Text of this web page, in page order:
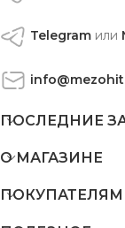
Telegram или
ПОСЛЕДНИЕ
О МАГАЗИНЕ
ПОКУПАТЕЛЯМ